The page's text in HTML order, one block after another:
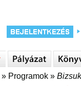
» Programok »